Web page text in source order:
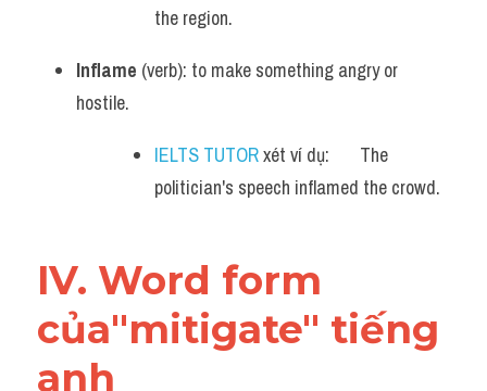
the region.
Inflame (verb): to make something angry or
hostile.
IELTS TUTOR xét ví dụ:       The
politician's speech inflamed the crowd.
IV. Word form
của"mitigate" tiếng
anh